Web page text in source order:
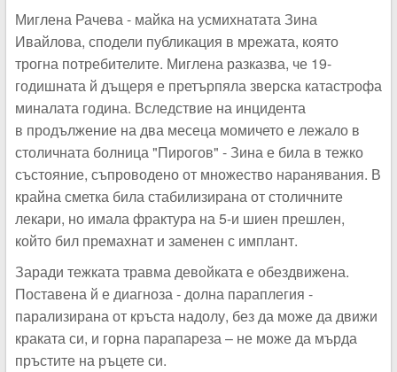
Миглена Рачева - майка на усмихнатата Зина
Ивайлова, сподели публикация в мрежата, която
трогна потребителите. Миглена разказва, че 19-
годишната й дъщеря е претърпяла зверска катастрофа
миналата година. Вследствие на инцидента
в продължение на два месеца момичето е лежало в
столичната болница "Пирогов" - Зина е била в тежко
състояние, съпроводено от множество наранявания. В
крайна сметка била стабилизирана от столичните
лекари, но имала фрактура на 5-и шиен прешлен,
който бил премахнат и заменен с имплант.
Заради тежката травма девойката е обездвижена.
Поставена й е диагноза - долна параплегия -
парализирана от кръста надолу, без да може да движи
краката си, и горна парапареза – не може да мърда
пръстите на ръцете си.